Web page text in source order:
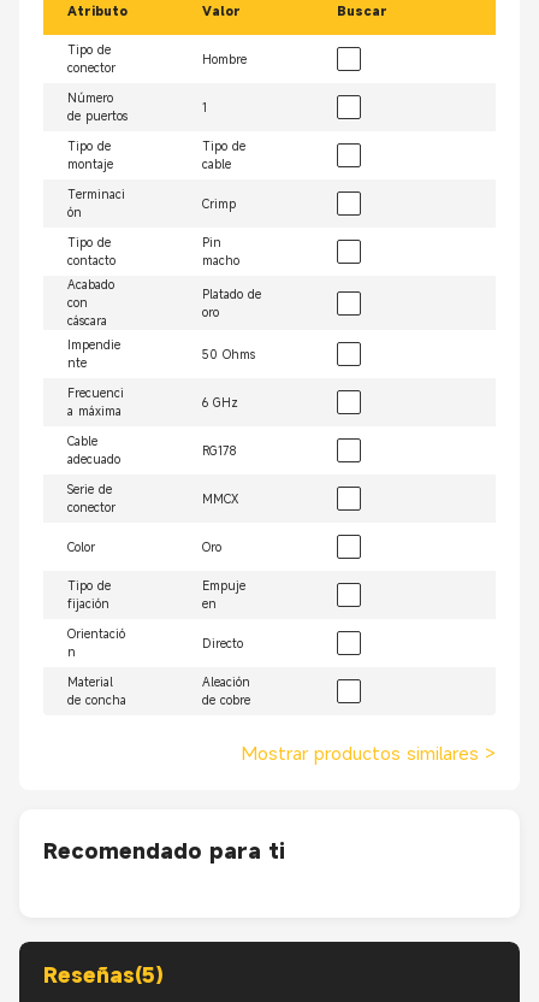
Atributo Valor Buscar
Tipo de
conector
Hombre
Número
de puertos
1
Tipo de
montaje
Tipo de
cable
Terminaci
ón
Crimp
Tipo de
contacto
Pin
macho
Acabado
con
cáscara
Platado de
oro
Impendie
nte
50 Ohms
Frecuenci
a máxima
6 GHz
Cable
adecuado
RG178
Serie de
conector
MMCX
Color Oro
Tipo de
fijación
Empuje
en
Orientació
n
Directo
Material
de concha
Aleación
de cobre
Mostrar productos similares >
Recomendado para ti
Reseñas(5)